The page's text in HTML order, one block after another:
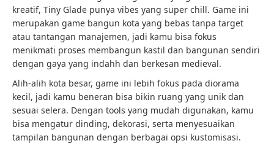
kreatif, Tiny Glade punya vibes yang super chill. Game ini
merupakan game bangun kota yang bebas tanpa target
atau tantangan manajemen, jadi kamu bisa fokus
menikmati proses membangun kastil dan bangunan sendiri
dengan gaya yang indahh dan berkesan medieval.
Alih-alih kota besar, game ini lebih fokus pada diorama
kecil, jadi kamu beneran bisa bikin ruang yang unik dan
sesuai selera. Dengan tools yang mudah digunakan, kamu
bisa mengatur dinding, dekorasi, serta menyesuaikan
tampilan bangunan dengan berbagai opsi kustomisasi.